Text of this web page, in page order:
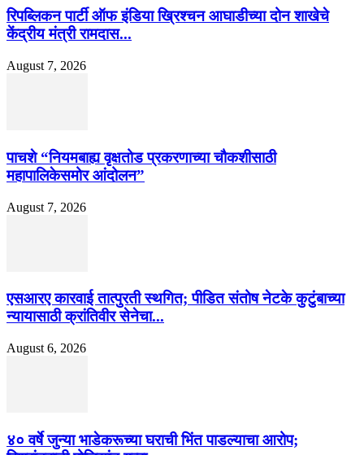
रिपब्लिकन पार्टी ऑफ इंडिया ख्रिश्चन आघाडीच्या दोन शाखेचे
केंद्रीय मंत्री रामदास...
August 7, 2026
पाचशे “नियमबाह्य वृक्षतोड प्रकरणाच्या चौकशीसाठी
महापालिकेसमोर आंदोलन”
August 7, 2026
एसआरए कारवाई तात्पुरती स्थगित; पीडित संतोष नेटके कुटुंबाच्या
न्यायासाठी क्रांतिवीर सेनेचा...
August 6, 2026
४० वर्षे जुन्या भाडेकरूच्या घराची भिंत पाडल्याचा आरोप;